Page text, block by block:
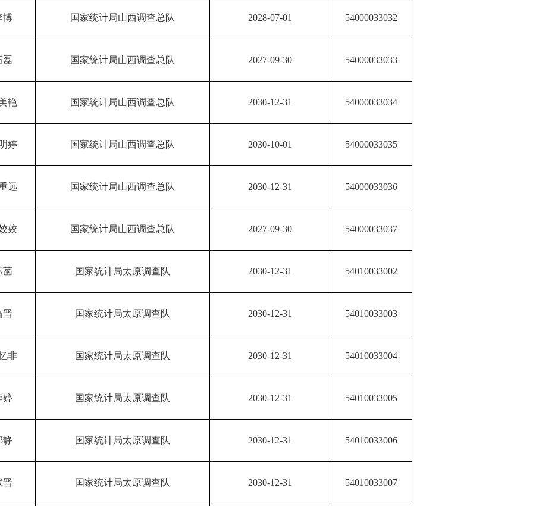
博 国家统计局山西调查总队 2028-07-01 54000033032
磊 国家统计局山西调查总队 2027-09-30 54000033033
艳 国家统计局山西调查总队 2030-12-31 54000033034
婷 国家统计局山西调查总队 2030-10-01 54000033035
远 国家统计局山西调查总队 2030-12-31 54000033036
姣 国家统计局山西调查总队 2027-09-30 54000033037
菡 国家统计局太原调查队 2030-12-31 54010033002
晋 国家统计局太原调查队 2030-12-31 54010033003
非 国家统计局太原调查队 2030-12-31 54010033004
婷 国家统计局太原调查队 2030-12-31 54010033005
静 国家统计局太原调查队 2030-12-31 54010033006
晋 国家统计局太原调查队 2030-12-31 54010033007